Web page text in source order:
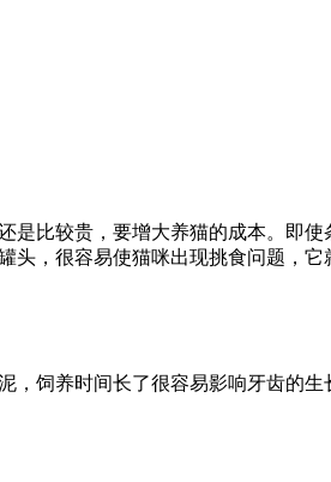
比较贵，要增大养猫的成本。即
，很容易使猫咪出现挑食问题，
饲养时间长了很容易影响牙齿的